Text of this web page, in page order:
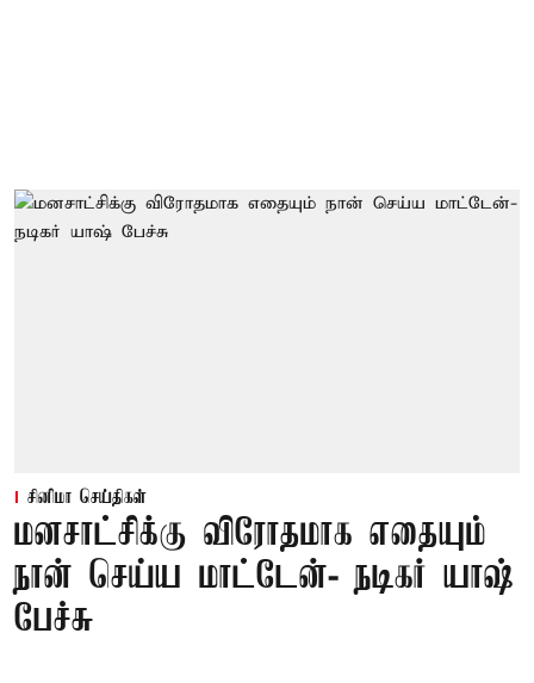
சினிமா செய்திகள்
மனசாட்சிக்கு விரோதமாக எதையும்
நான் செய்ய மாட்டேன்- நடிகர் யாஷ்
பேச்சு